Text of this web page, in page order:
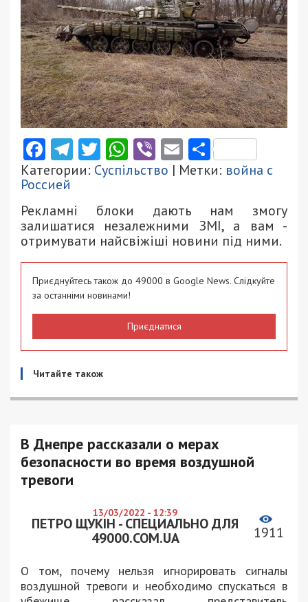
Facebook
Telegram
Twitter
WhatsApp
ViberEmail
Категории: Суспільство | Метки: война с
Россией
Рекламні блоки дають нам змогу
залишатися незалежними ЗМІ, а вам -
отримувати найсвіжіші новини під ними.
Приєднуйтесь також до 49000 в Google News. Слідкуйте
за останніми новинами!
Приєднатися
Читайте також
В Днепре рассказали о мерах
безопасности во время воздушной
тревоги
13/03/2022 - 12:39
ПЕТРО ЩУКІН - СПЕЦИАЛЬНО ДЛЯ
49000.COM.UA
1911
О том, почему нельзя игнорировать сигналы
воздушной тревоги и необходимо спускаться в